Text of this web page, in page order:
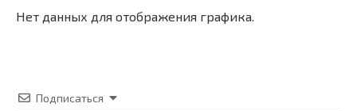
Нет данных для отображения графика.
Подписаться